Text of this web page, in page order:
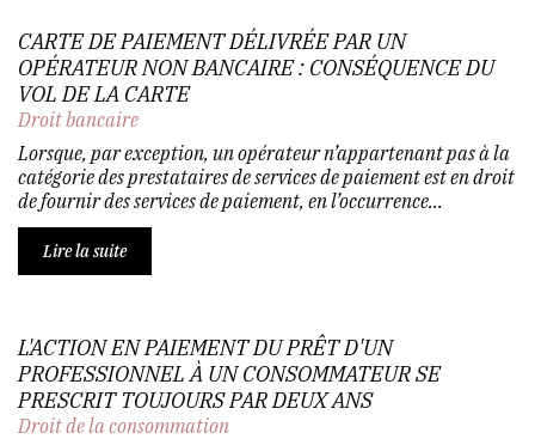
CARTE DE PAIEMENT DÉLIVRÉE PAR UN
OPÉRATEUR NON BANCAIRE : CONSÉQUENCE DU
VOL DE LA CARTE
Droit bancaire
Lorsque, par exception, un opérateur n’appartenant pas à la
catégorie des prestataires de services de paiement est en droit
de fournir des services de paiement, en l’occurrence...
Lire la suite
L'ACTION EN PAIEMENT DU PRÊT D'UN
PROFESSIONNEL À UN CONSOMMATEUR SE
PRESCRIT TOUJOURS PAR DEUX ANS
Droit de la consommation